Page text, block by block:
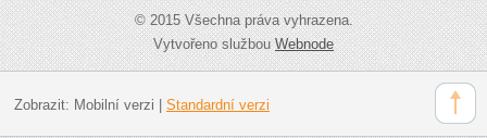
© 2015 Všechna práva vyhrazena.
Vytvořeno službouWebnode
Zobrazit: Mobilní verzi Standardní verzi